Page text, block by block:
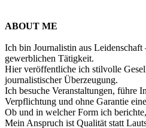
ABOUT ME
Ich bin Journalistin aus
gewerblichen Tätigkeit.
Hier veröffentliche ich stilvolle
journalistischer Überzeugung.
Ich besuche Veranstaltungen, führe
Verpflichtung und ohne Garantie
Ob und in welcher Form ich
Mein Anspruch ist Qualität statt